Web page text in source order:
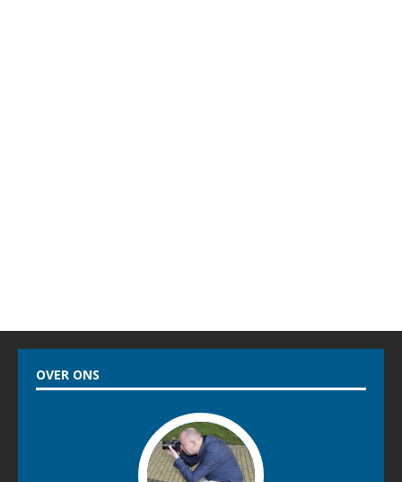
OVER ONS